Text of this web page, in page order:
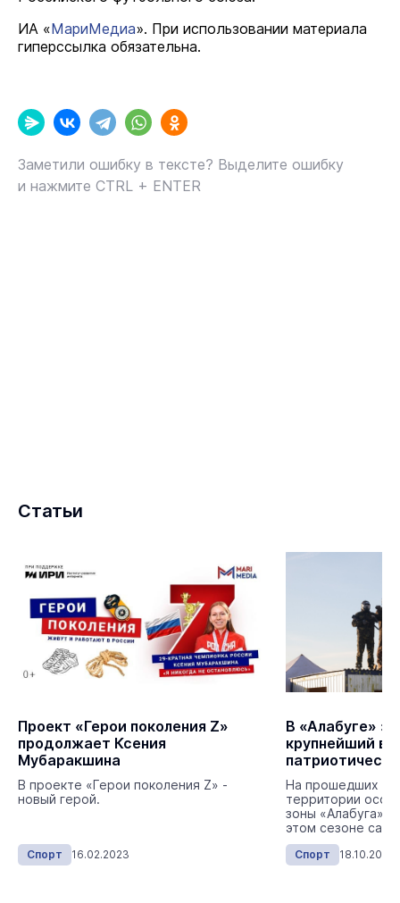
ИА «МариМедиа». При использовании материала
гиперссылка обязательна.
Заметили ошибку в тексте? Выделите ошибку
и нажмите CTRL + ENTER
Статьи
Проект «Герои поколения Z»
продолжает Ксения
Мубаракшина
В проекте «Герои поколения Z» -
новый герой.
Спорт 16.02.2023
В «Алабуге»
крупнейший
пейнтболу в
На прошедших
территории
зоны «Алабуга»
этом сезоне
военно-
пейнтболу.
Спорт 18.10.2022